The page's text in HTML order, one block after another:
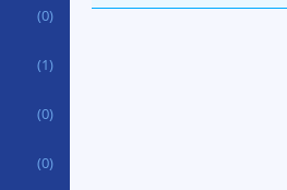
(0)
(1)
(0)
(0)